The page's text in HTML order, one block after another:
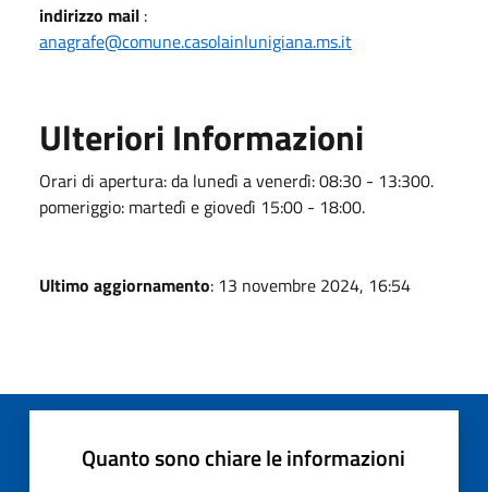
indirizzo mail :
anagrafe@comune.casolainlunigiana.ms.it
Ulteriori Informazioni
Orari di apertura: da lunedì a venerdì: 08:30 - 13:300.
pomeriggio: martedì e giovedì 15:00 - 18:00.
Ultimo aggiornamento: 13 novembre 2024, 16:54
Quanto sono chiare le informazioni